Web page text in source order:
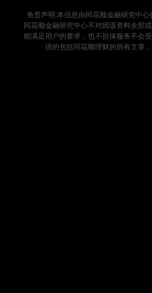
免责声明:本信息由同花顺金融研究中
同花顺金融研究中心不对因该资料全部
能满足用户的要求，也不担保服务不会
供的包括同花顺理财的所有文章